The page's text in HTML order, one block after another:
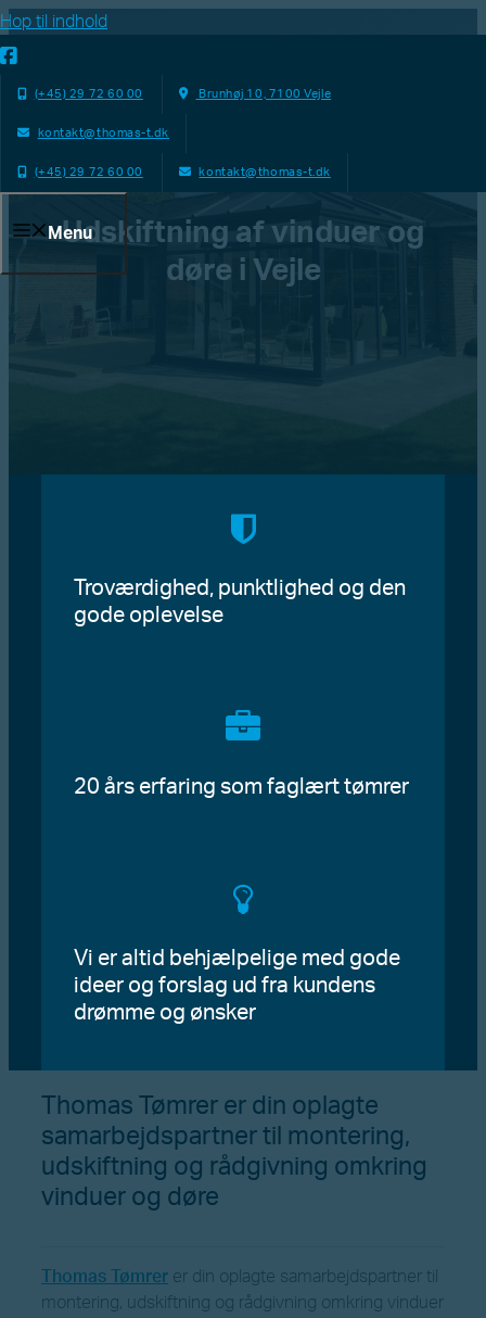
Hop til indhold
(+45) 29 72 60 00 Brunhøj 10, 7100 Vejle
kontakt@thomas-t.dk
(+45) 29 72 60 00 kontakt@thomas-t.dk
Menu
Udskiftning af vinduer og
døre i Vejle
Troværdighed, punktlighed og den
gode oplevelse
20 års erfaring som faglært tømrer
Vi er altid behjælpelige med gode
ideer og forslag ud fra kundens
drømme og ønsker
Thomas Tømrer er din oplagte
samarbejdspartner til montering,
udskiftning og rådgivning omkring
vinduer og døre
Thomas Tømrer er din oplagte samarbejdspartner til
montering, udskiftning og rådgivning omkring vinduer